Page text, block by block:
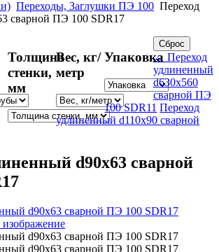
Переходы, Заглушки ПЭ 100 Переход
сварной ПЭ 100 SDR17
Толщина
стенки,
мм
Вес, кг/
метр
Упаковка← Переход
удлиненный
d630х560
сварной ПЭ
100 SDR11 Переход
удлиненный d110х90 сварной
d90х63 сварной
изображение